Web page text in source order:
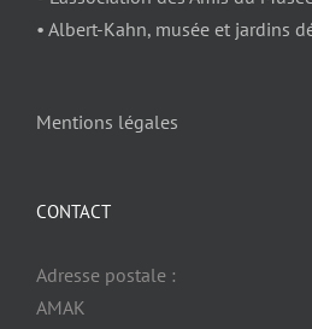
• Albert-Kahn, musée et jardins
Mentions légales
CONTACT
Adresse postale :
AMAK